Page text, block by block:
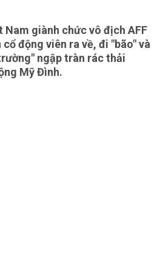
Nam giành chức vô địch AFF
động viên ra về, đi "bão" và
ngập tràn rác thải
Mỹ Đình.